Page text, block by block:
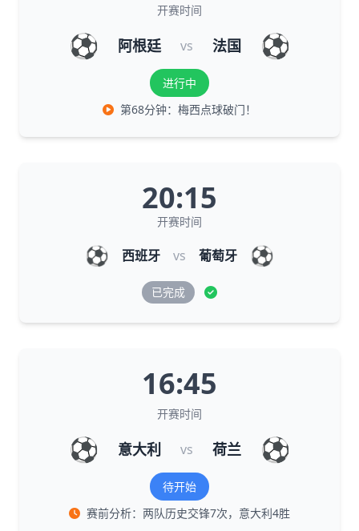
开赛时间
⚽ 阿根廷 vs 法国 ⚽
进行中
第68分钟：梅西点球破门！
20:15
开赛时间
⚽ 西班牙 vs 葡萄牙 ⚽
已完成
16:45
开赛时间
⚽ 意大利 vs 荷兰 ⚽
待开始
赛前分析：两队历史交锋7次，意大利4胜